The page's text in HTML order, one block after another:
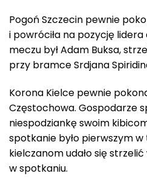
Pogoń Szczecin pewnie
i powróciła na pozycję
meczu był Adam Buksa,
przy bramce Srdjana
Korona Kielce pewnie
Częstochowa. Gospodarze
niespodziankę swoim
spotkanie było pierwszym
kielczanom udało się
w spotkaniu.